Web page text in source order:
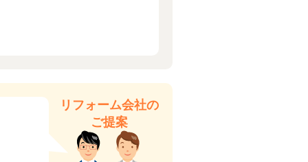
リフォーム会社の
ご提案